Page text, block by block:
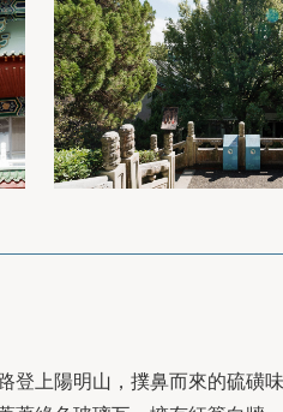
登上陽明山，撲鼻而來的硫磺